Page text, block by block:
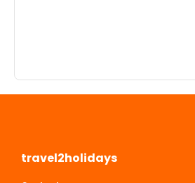
travel2holidays